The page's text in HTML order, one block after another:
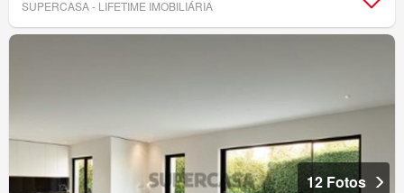
SUPERCASA - LIFETIME IMOBILIÁRIA
12 Fotos